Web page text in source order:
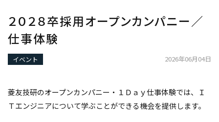
２０２８卒採用オープンカンパニー／
仕事体験
イベント 2026年06月04日
菱友技研のオープンカンパニー・１Ｄａｙ仕事体験では、Ｉ
Ｔエンジニアについて学ぶことができる機会を提供します。